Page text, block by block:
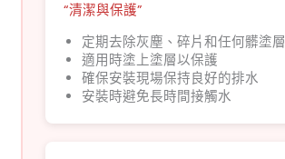
“清潔與保護”
定期去除灰塵、碎片和任何髒塗層
適用時塗上塗層以保護
確保安裝現場保持良好的排水
安裝時避免長時間接觸水